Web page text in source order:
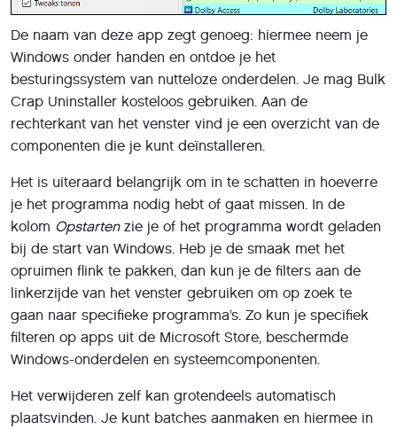
De naam van deze app zegt genoeg: hiermee neem je
Windows onder handen en ontdoe je het
besturingssystem van nutteloze onderdelen. Je mag Bulk
Crap Uninstaller kosteloos gebruiken. Aan de
rechterkant van het venster vind je een overzicht van de
componenten die je kunt deïnstalleren.
Het is uiteraard belangrijk om in te schatten in hoeverre
je het programma nodig hebt of gaat missen. In de
kolom Opstartenzie je of het programma wordt geladen
bij de start van Windows. Heb je de smaak met het
opruimen flink te pakken, dan kun je de filters aan de
linkerzijde van het venster gebruiken om op zoek te
gaan naar specifieke programma’s. Zo kun je specifiek
filteren op apps uit de Microsoft Store, beschermde
Windows-onderdelen en systeemcomponenten.
Het verwijderen zelf kan grotendeels automatisch
plaatsvinden. Je kunt batches aanmaken en hiermee in